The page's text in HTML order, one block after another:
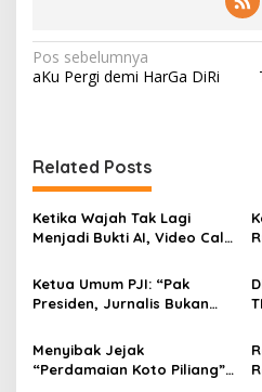
N
a
i
g
a
s
i
p
s
Pos sebelumnya
aKu Pergi demi HarGa DiRi
Related Posts
Ketika Wajah Tak Lagi
Menjadi Bukti AI, Video Call,
Digital Oleh: Ardy Mu’tamar
Ketua Umum PJI: “Pak
Presiden, Jurnalis Bukan
Menyibak Jejak
“Perdamaian Koto Piliang”: